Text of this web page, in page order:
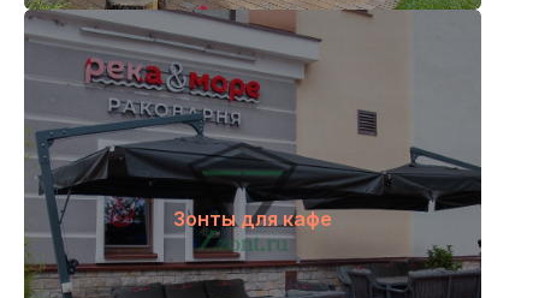
Зонты для кафе